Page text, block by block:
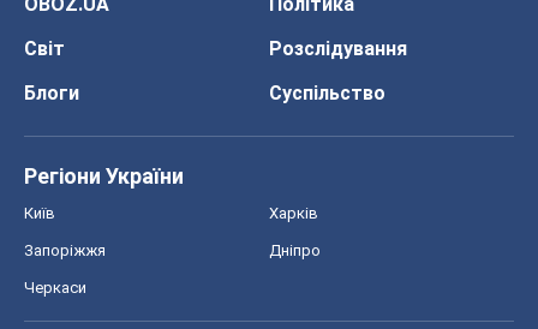
Світ
Розслідування
Блоги
Суспільство
Регіони України
Київ Харків
Запоріжжя Дніпро
Черкаси